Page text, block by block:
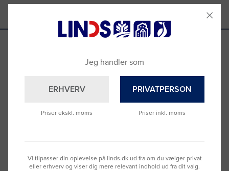
Se hvad vores kunder siger
Torben, For 169 dage siden
Jeg handler som
ERHVERV
Priser ekskl. moms
PRIVATPERSON
Priser inkl. moms
Vi tilpasser din oplevelse på linds.dk ud fra om du vælger privat
eller erhverv og viser dig mere relevant indhold ud fra dit valg.